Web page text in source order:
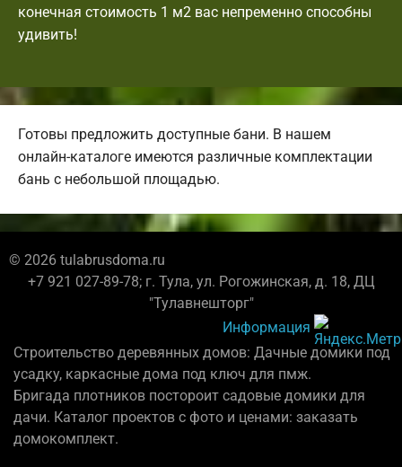
конечная стоимость 1 м2 вас непременно способны
удивить!
Готовы предложить доступные бани. В нашем
онлайн-каталоге имеются различные комплектации
бань с небольшой площадью.
© 2026 tulabrusdoma.ru
+7 921 027-89-78; г. Тула, ул. Рогожинская, д. 18, ДЦ
"Тулавнешторг"
Информация
Строительство деревянных домов: Дачные домики под
усадку, каркасные дома под ключ для пмж.
Бригада плотников постороит садовые домики для
дачи. Каталог проектов с фото и ценами: заказать
домокомплект.